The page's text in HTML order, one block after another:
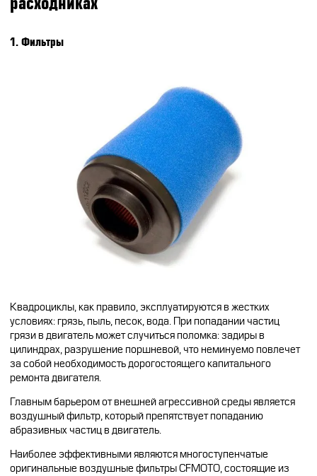
1. Фильтры
Квадроциклы, как правило, эксплуатируются в жестких
условиях: грязь, пыль, песок, вода. При попадании частиц
грязи в двигатель может случиться поломка: задиры в
цилиндрах, разрушение поршневой, что неминуемо повлечет
за собой необходимость дорогостоящего капитального
ремонта двигателя.
Главным барьером от внешней агрессивной среды является
воздушный фильтр, который препятствует попаданию
абразивных частиц в двигатель.
Наиболее эффективными являются многоступенчатые
оригинальные воздушные фильтры CFMOTO, состоящие из